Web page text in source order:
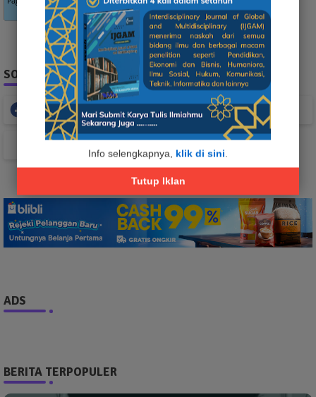
Info selengkapnya, klik di sini.
Tutup Iklan
SOCIAL PLUGIN
Facebook Whatsapp
TikTok
ADS
BERITA TERPOPULER